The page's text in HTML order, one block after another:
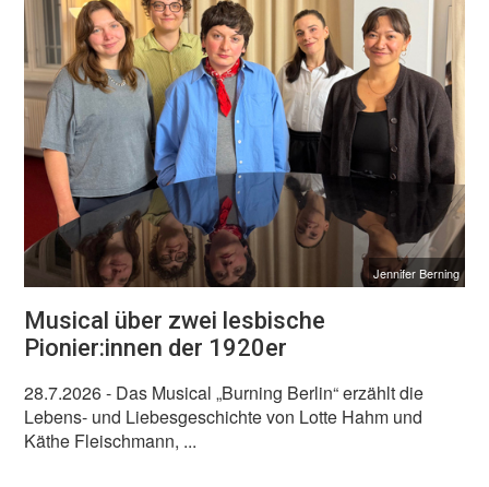
Jennifer Berning
Musical über zwei lesbische
Pionier:innen der 1920er
28.7.2026- Das Musical „Burning Berlin“ erzählt die
Lebens- und Liebesgeschichte von Lotte Hahm und
Käthe Fleischmann, ...